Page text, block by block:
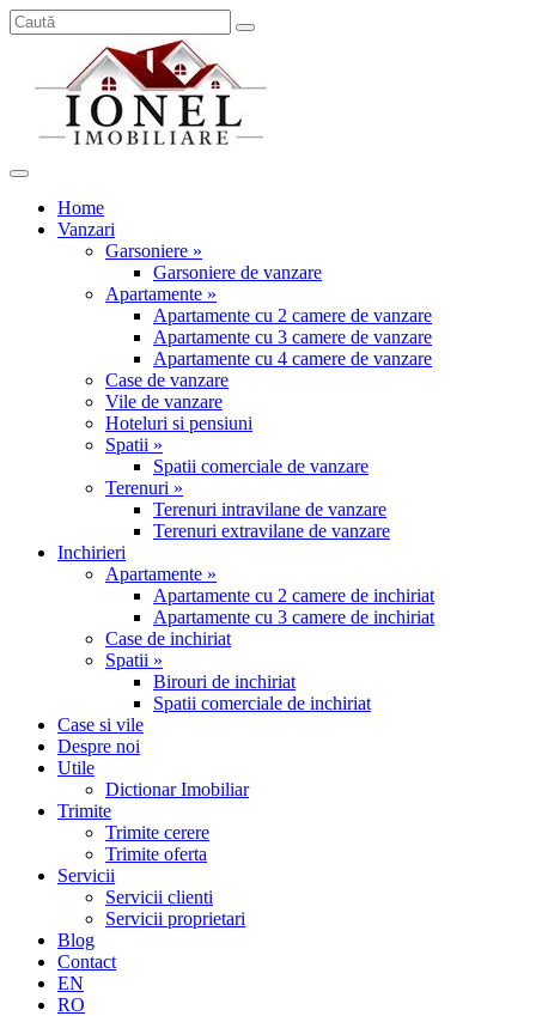
Home
Vanzari
Garsoniere »
Garsoniere de vanzare
Apartamente »
Apartamente cu 2 camere de vanzare
Apartamente cu 3 camere de vanzare
Apartamente cu 4 camere de vanzare
Case de vanzare
Vile de vanzare
Hoteluri si pensiuni
Spatii »
Spatii comerciale de vanzare
Terenuri »
Terenuri intravilane de vanzare
Terenuri extravilane de vanzare
Inchirieri
Apartamente »
Apartamente cu 2 camere de inchiriat
Apartamente cu 3 camere de inchiriat
Case de inchiriat
Spatii »
Birouri de inchiriat
Spatii comerciale de inchiriat
Case si vile
Despre noi
Utile
Dictionar Imobiliar
Trimite
Trimite cerere
Trimite oferta
Servicii
Servicii clienti
Servicii proprietari
Blog
Contact
EN
RO